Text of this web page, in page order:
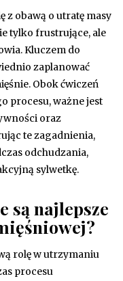
z obawą o utratę masy
tylko frustrujące, ale
Kluczem do
zaplanować
Obok ćwiczeń
procesu, ważne jest
oraz
te zagadnienia,
odchudzania,
sylwetkę.
są najlepsze
rolę w utrzymaniu
procesu